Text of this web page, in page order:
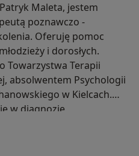
Maleta, jestem
poznawczo -
Oferuję pomoc
i dorosłych.
Towarzystwa Terapii
absolwentem Psychologii
w Kielcach.
w diagnozie,
W swojej
uporać się z trudnościami
zarówno dorosłym,